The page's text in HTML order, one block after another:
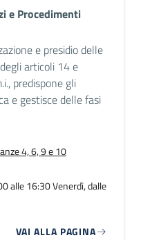
e Procedimenti
e presidio delle
articoli 14 e
predispone gli
e gestisce delle fasi
4, 6, 9 e 10
alle 16:30 Venerdì, dalle
VAI ALLA PAGINA